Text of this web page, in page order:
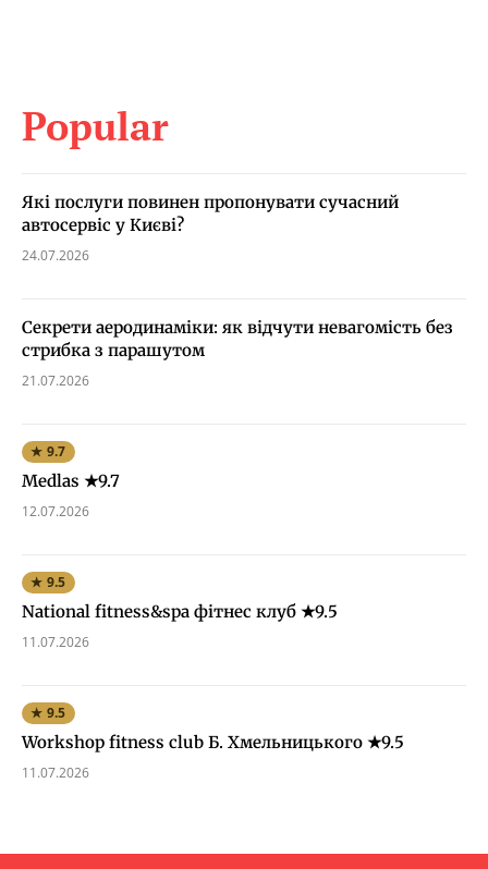
Popular
Які послуги повинен пропонувати сучасний
автосервіс у Києві?
24.07.2026
Секрети аеродинаміки: як відчути невагомість без
стрибка з парашутом
21.07.2026
★ 9.7
Medlas ★9.7
12.07.2026
★ 9.5
National fitness&spa фітнес клуб ★9.5
11.07.2026
★ 9.5
Workshop fitness club Б. Хмельницького ★9.5
11.07.2026